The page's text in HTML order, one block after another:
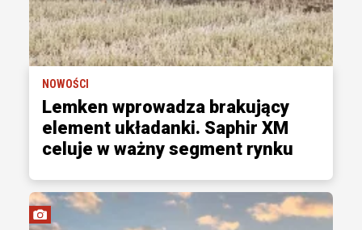
NOWOŚCI
Lemken wprowadza brakujący
element układanki. Saphir XM
celuje w ważny segment rynku